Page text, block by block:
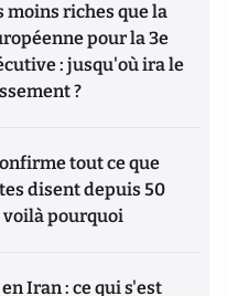
moins riches que la
pour la 3e
: jusqu'où ira le
?
tout ce que
disent depuis 50
voilà pourquoi
Iran : ce qui s'est